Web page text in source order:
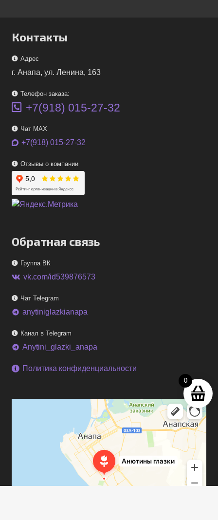
0
Контакты
Адрес
г. Анапа, ул. Ленина, 163
Телефон заказа:
+7(918) 015-27-32
Чат MAX
+7(918) 015-27-32
Отзывы о компании
Обратная связь
Группа ВК
vk.com/id539876573
Чат Telegram
telegram anytiniglazkianapa
Канал в Telegram
telegram Anytini_glazki_anapa
Политика конфиденциальности